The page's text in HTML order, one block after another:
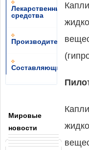
Лекарственные
средства
Производители
Составляющие
Мировые
новости